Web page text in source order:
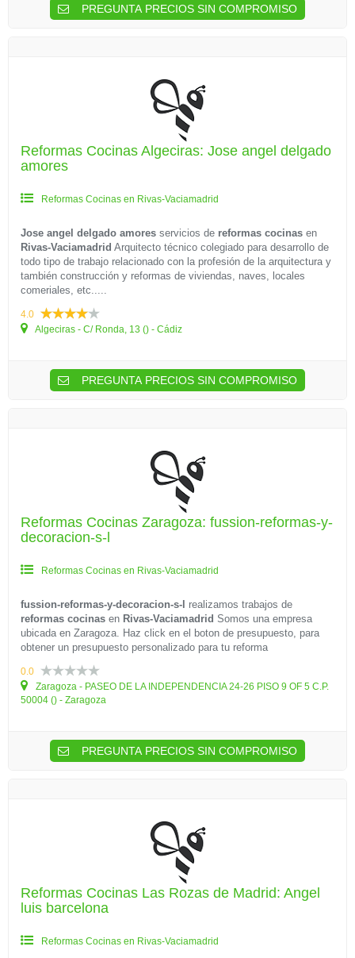
PREGUNTA PRECIOS SIN COMPROMISO
Reformas Cocinas Algeciras: Jose angel delgado
amores
Reformas Cocinas en Rivas-Vaciamadrid
Jose angel delgado amores servicios de reformas cocinas en
Rivas-Vaciamadrid Arquitecto técnico colegiado para desarrollo de
todo tipo de trabajo relacionado con la profesión de la arquitectura y
también construcción y reformas de viviendas, naves, locales
comeriales, etc.....
4.0
Algeciras - C/ Ronda, 13 () - Cádiz
PREGUNTA PRECIOS SIN COMPROMISO
Reformas Cocinas Zaragoza: fussion-reformas-y-
decoracion-s-l
Reformas Cocinas en Rivas-Vaciamadrid
fussion-reformas-y-decoracion-s-l realizamos trabajos de
reformas cocinas en Rivas-Vaciamadrid Somos una empresa
ubicada en Zaragoza. Haz click en el boton de presupuesto, para
obtener un presupuesto personalizado para tu reforma
0.0
Zaragoza - PASEO DE LA INDEPENDENCIA 24-26 PISO 9 OF 5 C.P.
50004 () - Zaragoza
PREGUNTA PRECIOS SIN COMPROMISO
Reformas Cocinas Las Rozas de Madrid: Angel
luis barcelona
Reformas Cocinas en Rivas-Vaciamadrid